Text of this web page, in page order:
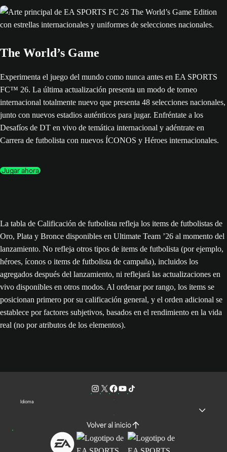
The World’s Game
Experimenta el juego del mundo como nunca antes en EA SPORTS
FC™ 26. La última actualización presenta un modo de torneo
internacional totalmente nuevo que presenta 48 selecciones nacionales,
junto con nuevos estadios auténticos para jugar. Enfréntate a los
Desafíos de DT en vivo de temática internacional y adéntrate en
Carrera de futbolista con nuevos ÍCONOS y Héroes internacionales.
Jugar ahora
La tabla de Calificación de futbolista refleja los items de futbolistas de
Oro, Plata y Bronce disponibles en Ultimate Team ’26 al momento del
lanzamiento. No refleja otros tipos de items de futbolista (por ejemplo,
héroes, íconos o items de futbolista de campaña), incluidos los
agregados después del lanzamiento, ni reflejará las actualizaciones en
vivo disponibles en otros modos. Al ordenar por rango, los items se
posicionan primero por su calificación general, y el orden adicional se
establece por factores subjetivos, basados en el rendimiento en la vida
real (no por atributos de los elementos).
Idioma
Volver al inicio